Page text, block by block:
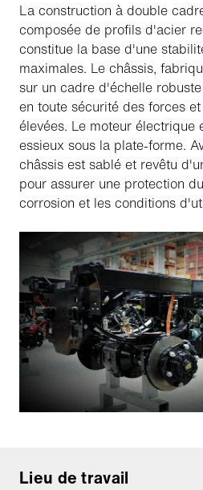
La construction à double
composée de profils d'acier
constitue la base d'une
maximales. Le châssis,
sur un cadre d'échelle
en toute sécurité des forces
élevées. Le moteur électrique
essieux sous la plate-forme.
châssis est sablé et revêtu
pour assurer une protection
corrosion et les conditions
Lieu de travail